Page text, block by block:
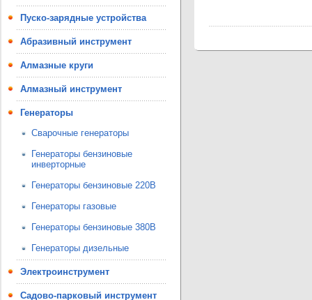
Пуско-зарядные устройства
Абразивный инструмент
Алмазные круги
Алмазный инструмент
Генераторы
Сварочные генераторы
Генераторы бензиновые
инверторные
Генераторы бензиновые 220В
Генераторы газовые
Генераторы бензиновые 380В
Генераторы дизельные
Электроинструмент
Садово-парковый инструмент